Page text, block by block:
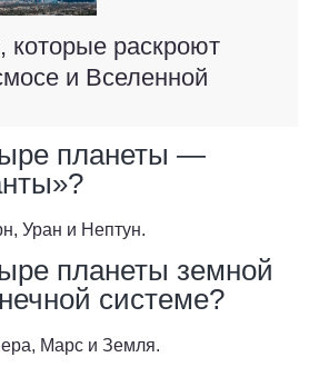
которые раскроют
и Вселенной
планеты —
Уран и Нептун.
планеты земной
системе?
Марс и Земля.